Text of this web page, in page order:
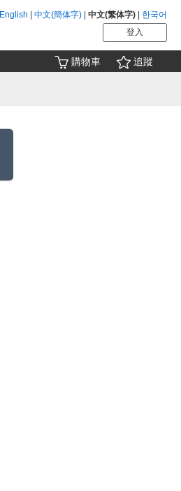
English 中文(簡体字) 中文(繁体字)
한국어
登入
購物車 追蹤